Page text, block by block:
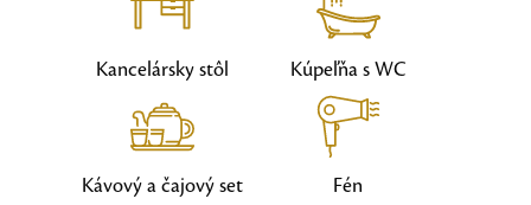
Kancelársky stôl
Kávový a čajový set
Kúpeľňa s WC
Fén